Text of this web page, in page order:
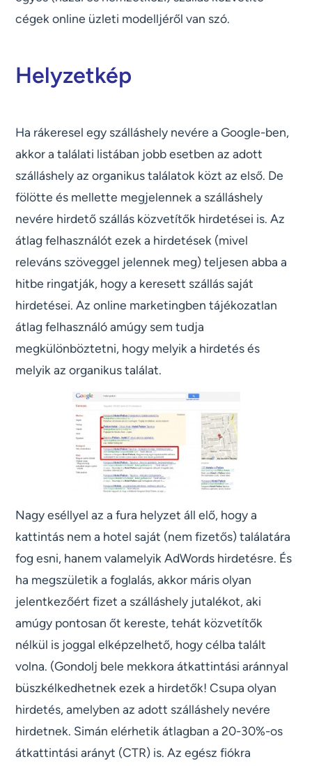
cégek online üzleti modelljéről van szó.
Helyzetkép
Ha rákeresel egy szálláshely nevére a Google-ben,
akkor a találati listában jobb esetben az adott
szálláshely az organikus találatok közt az első. De
fölötte és mellette megjelennek a szálláshely
nevére hirdető szállás közvetítők hirdetései is. Az
átlag felhasználót ezek a hirdetések (mivel
releváns szöveggel jelennek meg) teljesen abba a
hitbe ringatják, hogy a keresett szállás saját
hirdetései. Az online marketingben tájékozatlan
átlag felhasználó amúgy sem tudja
megkülönböztetni, hogy melyik a hirdetés és
melyik az organikus találat.
Nagy eséllyel az a fura helyzet áll elő, hogy a
kattintás nem a hotel saját (nem fizetős) találatára
fog esni, hanem valamelyik AdWords hirdetésre. És
ha megszületik a foglalás, akkor máris olyan
jelentkezőért fizet a szálláshely jutalékot, aki
amúgy pontosan őt kereste, tehát közvetítők
nélkül is joggal elképzelhető, hogy célba talált
volna. (Gondolj bele mekkora átkattintási aránnyal
büszkélkedhetnek ezek a hirdetők! Csupa olyan
hirdetés, amelyben az adott szálláshely nevére
hirdetnek. Simán elérhetik átlagban a 20-30%-os
átkattintási arányt (CTR) is. Az egész fiókra